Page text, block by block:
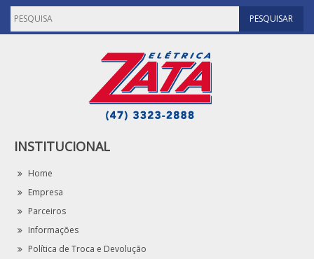
INSTITUCIONAL
Home
Empresa
Parceiros
Informações
Política de Troca e Devolução